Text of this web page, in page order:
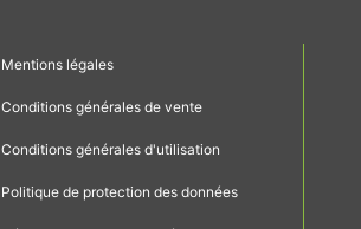
Mentions légales
Conditions générales de vente
Conditions générales d'utilisation
Politique de protection des données